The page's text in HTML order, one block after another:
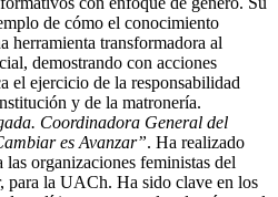
de cómo el conocimiento
herramienta transformadora al
demostrando con acciones
el ejercicio de la responsabilidad
y de la matronería.
Coordinadora General del
es Avanzar”. Ha realizado
las organizaciones feministas del
para la UACh. Ha sido clave en los